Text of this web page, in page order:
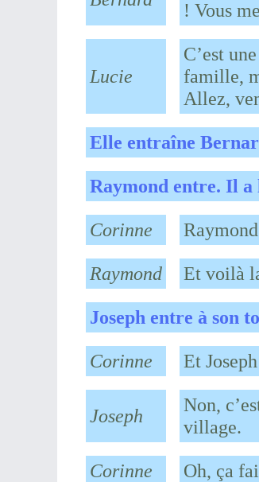
! Vous
Lucie
C’est
famille,
Allez,
Elle entraîne
Raymond entre. Il a
Corinne
Raymond Et voilà
Joseph entre à son
Corinne Et
Joseph
Non,
village.
Corinne Oh, ça